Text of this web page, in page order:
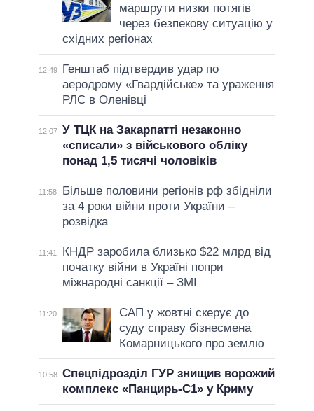
маршрути низки потягів
через безпекову ситуацію у
східних регіонах
12:49
Генштаб підтвердив удар по
аеродрому «Гвардійське» та ураження
РЛС в Оленівці
12:07 У ТЦК на Закарпатті незаконно
«списали» з військового обліку
понад 1,5 тисячі чоловіків
11:58
Більше половини регіонів рф збідніли
за 4 роки війни проти України –
розвідка
11:41
КНДР заробила близько $22 млрд від
початку війни в Україні попри
міжнародні санкції – ЗМІ
11:20
САП у жовтні скерує до
суду справу бізнесмена
Комарницького про землю
10:58 Спецпідрозділ ГУР знищив ворожий
комплекс «Панцирь-С1» у Криму